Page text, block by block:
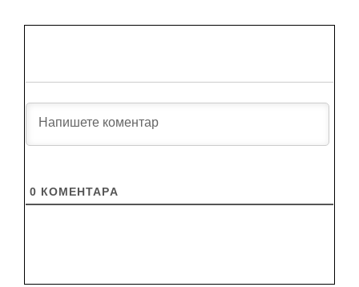
0 КОМЕНТАРA